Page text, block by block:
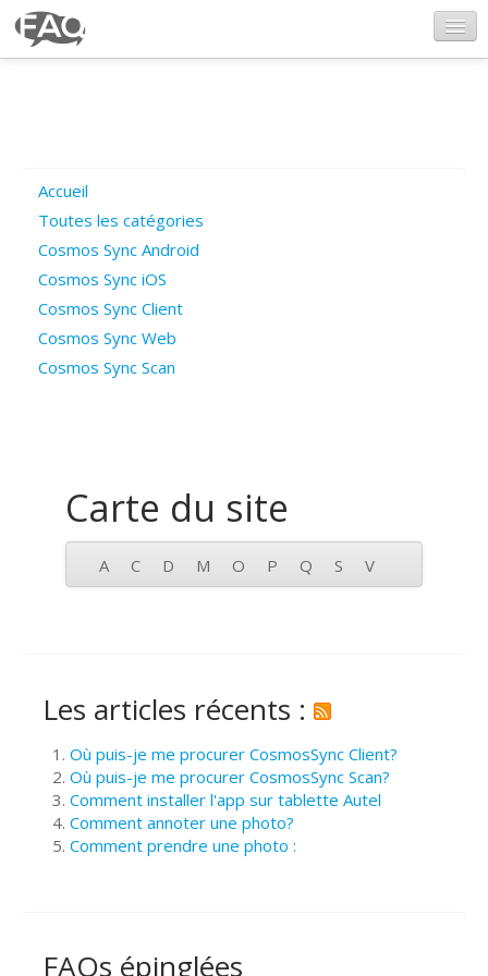
Poser une question
Questions ouvertes
Connexion
Accueil
Toutes les catégories
Cosmos Sync Android
Cosmos Sync iOS
Cosmos Sync Client
Cosmos Sync Web
Cosmos Sync Scan
Carte du site
A C D M O P Q S V
Les articles récents :
Où puis-je me procurer CosmosSync Client?
Où puis-je me procurer CosmosSync Scan?
Comment installer l'app sur tablette Autel
Comment annoter une photo?
Comment prendre une photo :
FAQs épinglées